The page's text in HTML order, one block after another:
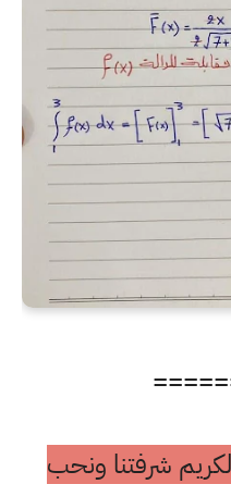
شرفتنا ونحب